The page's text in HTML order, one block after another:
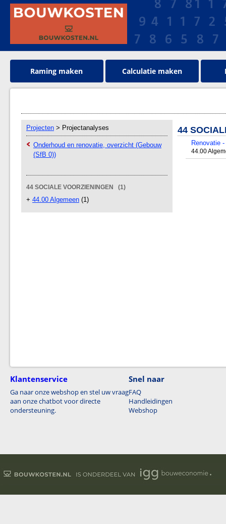
Raming maken Calculatie maken
Projecten > Projectanalyses
Onderhoud en renovatie, overzicht (Gebouw
(SfB 0))
44 SOCIALE VOORZIENINGEN (1)
+ 44.00 Algemeen (1)
44
Renovatie
44.00
Klantenservice
Ga naar onze webshop en stel uw vraag
aan onze chatbot voor directe
ondersteuning.
Snel naar
FAQ
Handleidingen
Webshop